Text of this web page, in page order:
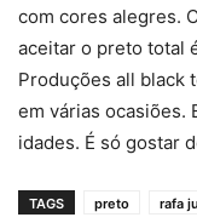
com cores alegres.
aceitar o preto total
Produções all black
em várias ocasiões.
idades. É só gostar
TAGS preto rafa